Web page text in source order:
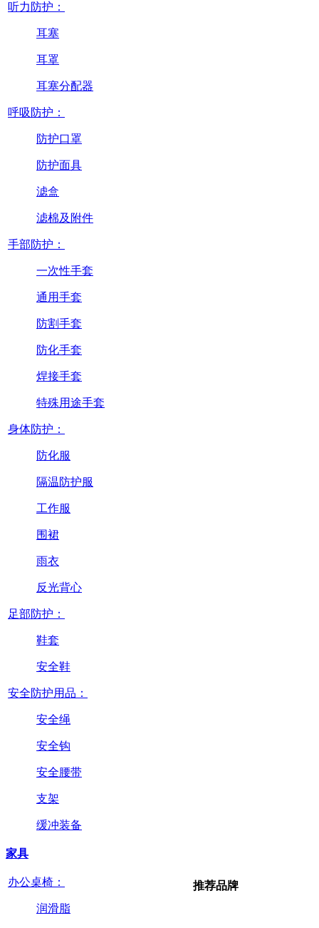
听力防护：
耳塞
耳罩
耳塞分配器
呼吸防护：
防护口罩
防护面具
滤盒
滤棉及附件
手部防护：
一次性手套
通用手套
防割手套
防化手套
焊接手套
特殊用途手套
身体防护：
防化服
隔温防护服
工作服
围裙
雨衣
反光背心
足部防护：
鞋套
安全鞋
安全防护用品：
安全绳
安全钩
安全腰带
支架
缓冲装备
家具
办公桌椅：
润滑脂
推荐品牌